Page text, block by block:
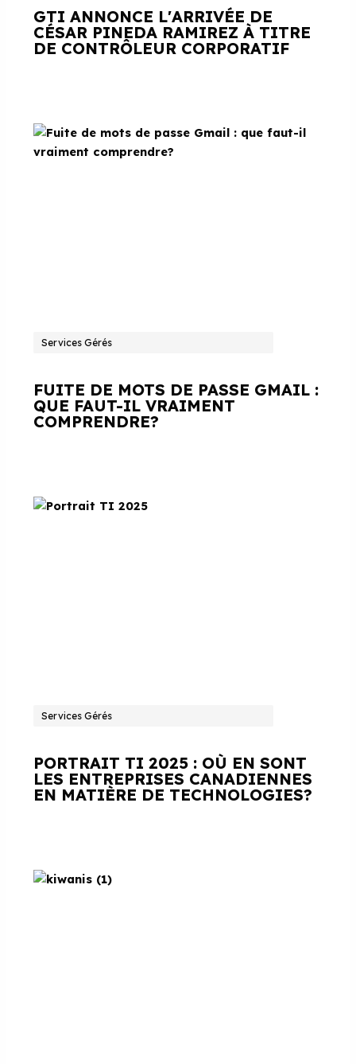
GTI ANNONCE L'ARRIVÉE DE
CÉSAR PINEDA RAMIREZ À TITRE
DE CONTRÔLEUR CORPORATIF
Services Gérés
FUITE DE MOTS DE PASSE GMAIL :
QUE FAUT-IL VRAIMENT
COMPRENDRE?
Services Gérés
PORTRAIT TI 2025 : OÙ EN SONT
LES ENTREPRISES CANADIENNES
EN MATIÈRE DE TECHNOLOGIES?